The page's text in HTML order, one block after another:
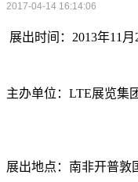
2017-04-14 16:14:06
展出时间： 2013年11 月
主办单位： LTE展览集
展出地点：南非开普敦